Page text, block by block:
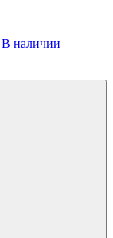
В наличии